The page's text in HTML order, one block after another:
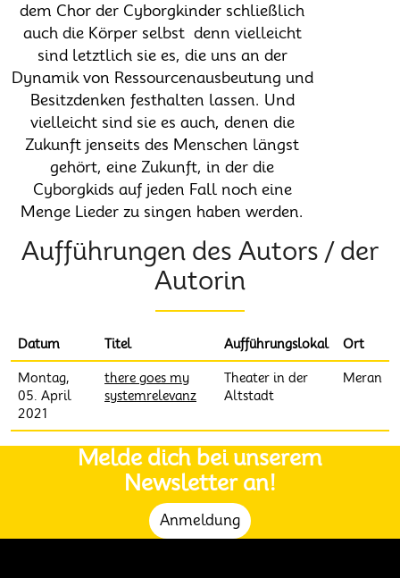
dem Chor der Cyborgkinder schließlich
auch die Körper selbst  denn vielleicht
sind letztlich sie es, die uns an der
Dynamik von Ressourcenausbeutung und
Besitzdenken festhalten lassen. Und
vielleicht sind sie es auch, denen die
Zukunft jenseits des Menschen längst
gehört, eine Zukunft, in der die
Cyborgkids auf jeden Fall noch eine
Menge Lieder zu singen haben werden.
Aufführungen des Autors / der
Autorin
Datum Titel Aufführungslokal Ort
Montag,
05. April
2021
there goes my
systemrelevanz
Theater in der
Altstadt
Meran
Melde dich bei unserem
Newsletter an!
Anmeldung